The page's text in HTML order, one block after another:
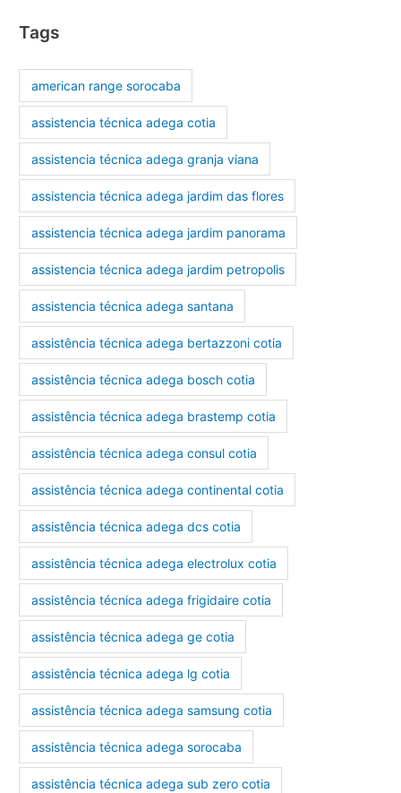
Tags
american range sorocaba
assistencia técnica adega cotia
assistencia técnica adega granja viana
assistencia técnica adega jardim das flores
assistencia técnica adega jardim panorama
assistencia técnica adega jardim petropolis
assistencia técnica adega santana
assistência técnica adega bertazzoni cotia
assistência técnica adega bosch cotia
assistência técnica adega brastemp cotia
assistência técnica adega consul cotia
assistência técnica adega continental cotia
assistência técnica adega dcs cotia
assistência técnica adega electrolux cotia
assistência técnica adega frigidaire cotia
assistência técnica adega ge cotia
assistência técnica adega lg cotia
assistência técnica adega samsung cotia
assistência técnica adega sorocaba
assistência técnica adega sub zero cotia